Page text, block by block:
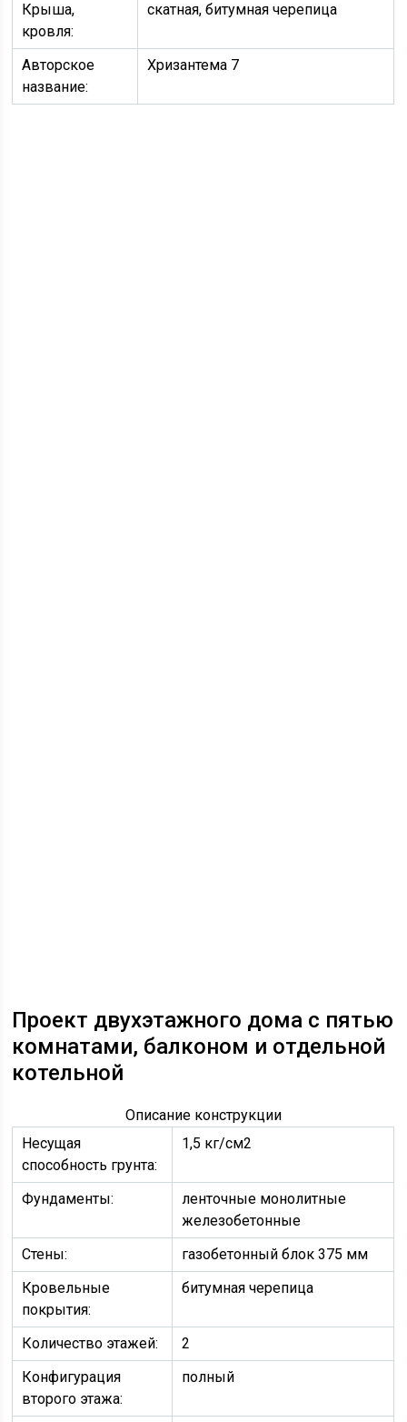
Крыша,
кровля:
скатная, битумная черепица
Авторское
название:
Хризантема 7
Проект двухэтажного дома с пятью
комнатами, балконом и отдельной
котельной
Описание конструкции
Несущая
способность грунта:
1,5 кг/см2
Фундаменты:
ленточные монолитные
железобетонные
Стены:
газобетонный блок 375 мм
Кровельные
покрытия:
битумная черепица
Количество этажей:
2
Конфигурация
второго этажа:
полный